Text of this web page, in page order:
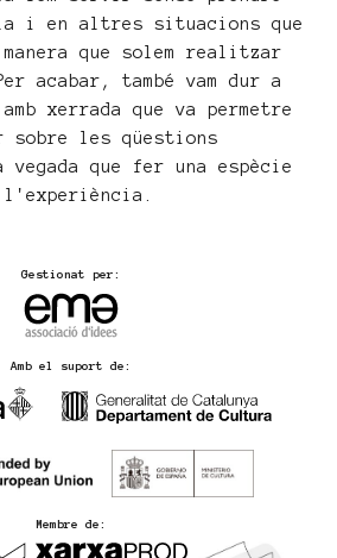
i en altres situacions que
que solem realitzar
acabar, també vam dur a
xerrada que va permetre
les qüestions
que fer una espècie
Gestionat per:
Amb el suport de:
Membre de: